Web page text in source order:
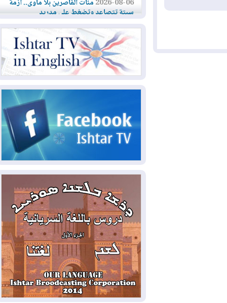
2026-08-06مئات القاصرين بلا مأوى.. أزمة
سبتة تتصاعد وتضغط على مدريد
2026-08-05
لمدة عام.. بدء توريد 100
مليون قدم مكعب يومياً من غاز كورمور في
إقليم كوردستان إلى وزارة الكهرباء العراقية
ملامح أخطر التحديات التي تواجه العراق
2026-08-05
حرائق فرنسا.. توقيف 402
شخص بينهم 156 قاصرا منذ بداية موسم
الحرائق
2026-08-04سومو: إنتاج النفط في إقليم
كوردستان انخفض إلى أقل من 10%
2026-08-04ملفات حقبة الكاظمي تعود إلى
الواجهة.. أنباء عن مراجعات قضائية
وتحقيقات أوسع في قضايا فساد
2026-08-04بيترو يشكو تزوير الانتخابات
الرئاسية ويحذر من "حرب أهلية" في
كولومبيا
2026-08-03رئيس إقليم كوردستان في